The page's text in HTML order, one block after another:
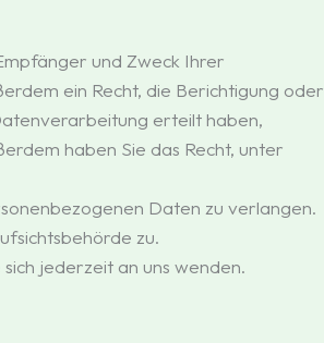
und Zweck Ihrer
ein Recht, die Berichtigung oder
erteilt haben,
haben Sie das Recht, unter
Daten zu verlangen.
zu.
jederzeit an uns wenden.